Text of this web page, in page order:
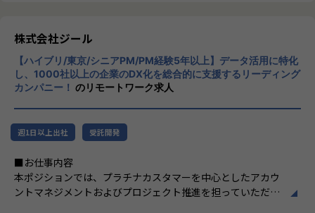
ズに応えるため、私たちは「プロフェッショ
ナルサービスの大衆化」をミッションとして
掲げております。高い専門性を持った技術
力、深い経験から得られた多様性のある高度
な分析力をハイクオリティ＆ローコストで提
供することで、企業の競争優位確保に貢献す
ることを私たちは使命としております。
造」を掲げて、理想企業の創造に向け、「社
員全員が燃える会社」を目指しています。理
株式会社ジール
【ハイブリ/東京/シニアPM/PM経験5年以上】データ活用に特化
し、1000社以上の企業のDX化を総合的に支援するリーディング
カンパニー！ のリモートワーク求人
週1日以上出社 受託開発
■お仕事内容
本ポジションでは、プラチナカスタマーを中心としたアカウ
ントマネジメントおよびプロジェクト推進を担っていただき